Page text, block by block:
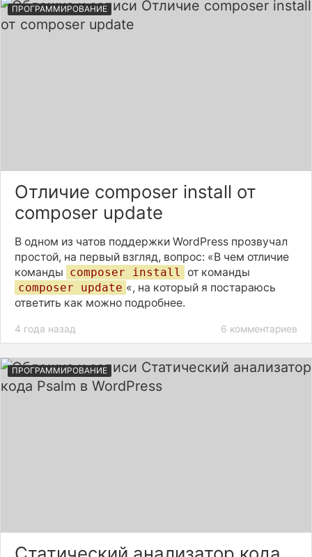
ПРОГРАММИРОВАНИЕ
Отличие composer install от
composer update
В одном из чатов поддержки WordPress прозвучал
простой, на первый взгляд, вопрос: «В чем отличие
команды composer install
от команды
composer update «, на который я постараюсь
ответить как можно подробнее.
4 года назад 6 комментариев
ПРОГРАММИРОВАНИЕ